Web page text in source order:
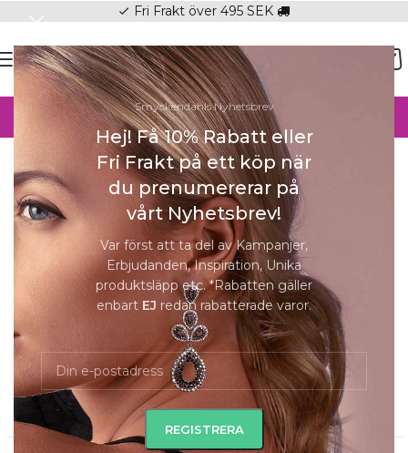
Smyckendahls Nyhetsbrev
Hej! Få 10% Rabatt eller
Fri Frakt på ett köp när
du prenumererar på
vårt Nyhetsbrev!
Var först att ta del av Kampanjer,
Erbjudanden, Inspiration, Unika
produktsläpp etc. *Rabatten gäller
enbart EJ redan rabatterade varor.
check Fri Frakt över 495 SEK
SOMMAR-REA HOS SMYCKENDAHLS,
UPP TILL 25%
Halsband Online/Halsband Dam
SOLD
OUT
Förstora
Sofia Necklace – Silk (Silver)
349 kr
Slut i lager
Slut i lager
Ytterligare information